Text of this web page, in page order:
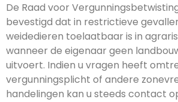
De Raad voor
bevestigd dat in restrictieve
weidedieren toelaatbaar is in
wanneer de eigenaar geen
uitvoert. Indien u vragen heeft
vergunningsplicht of andere
handelingen kan u steeds contact